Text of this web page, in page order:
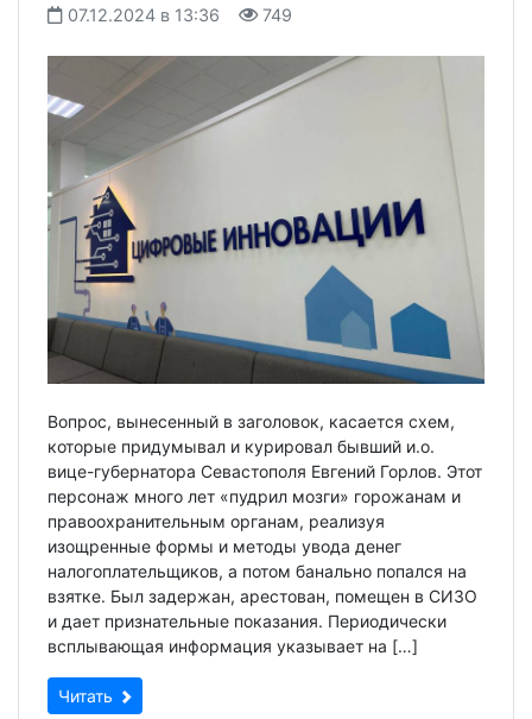
07.12.2024 в 13:36 749
Вопрос, вынесенный в заголовок, касается схем,
которые придумывал и курировал бывший и.о.
вице-губернатора Севастополя Евгений Горлов. Этот
персонаж много лет «пудрил мозги» горожанам и
правоохранительным органам, реализуя
изощренные формы и методы увода денег
налогоплательщиков, а потом банально попался на
взятке. Был задержан, арестован, помещен в СИЗО
и дает признательные показания. Периодически
всплывающая информация указывает на […]
Читать